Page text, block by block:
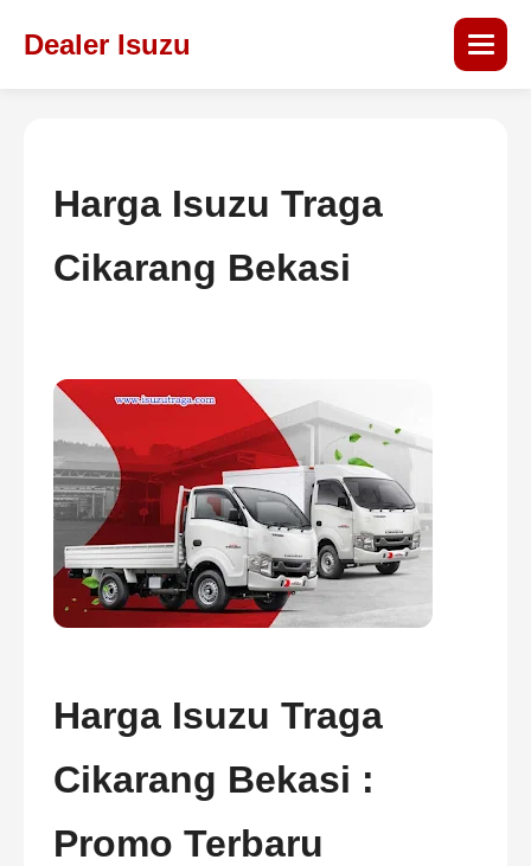
Dealer Isuzu
Harga Isuzu Traga
Cikarang Bekasi
Harga Isuzu Traga
Cikarang Bekasi :
Promo Terbaru